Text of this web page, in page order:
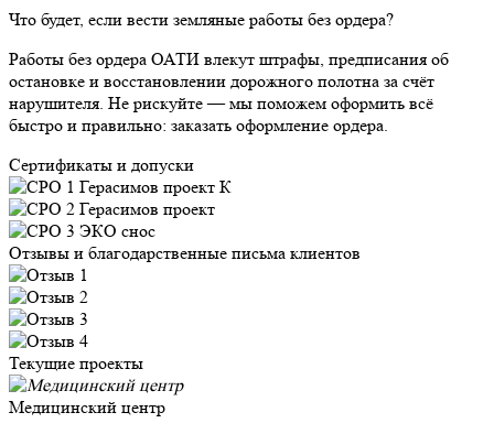
Что будет, если вести земляные работы без ордера?
Работы без ордера ОАТИ влекут штрафы, предписания об
остановке и восстановлении дорожного полотна за счёт
нарушителя. Не рискуйте — мы поможем оформить всё
быстро и правильно: заказать оформление ордера.
Сертификаты и допуски
Отзывы и благодарственные письма клиентов
Текущие проекты
Медицинский центр